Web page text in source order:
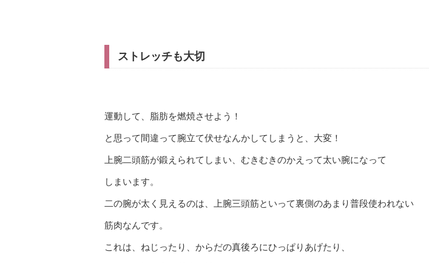
ストレッチも大切
運動して、脂肪を燃焼させよう！
と思って間違って腕立て伏せなんかしてしまうと、大変！
上腕二頭筋が鍛えられてしまい、むきむきのかえって太い腕になって
しまいます。
二の腕が太く見えるのは、上腕三頭筋といって裏側のあまり普段使われない
筋肉なんです。
これは、ねじったり、からだの真後ろにひっぱりあげたり、